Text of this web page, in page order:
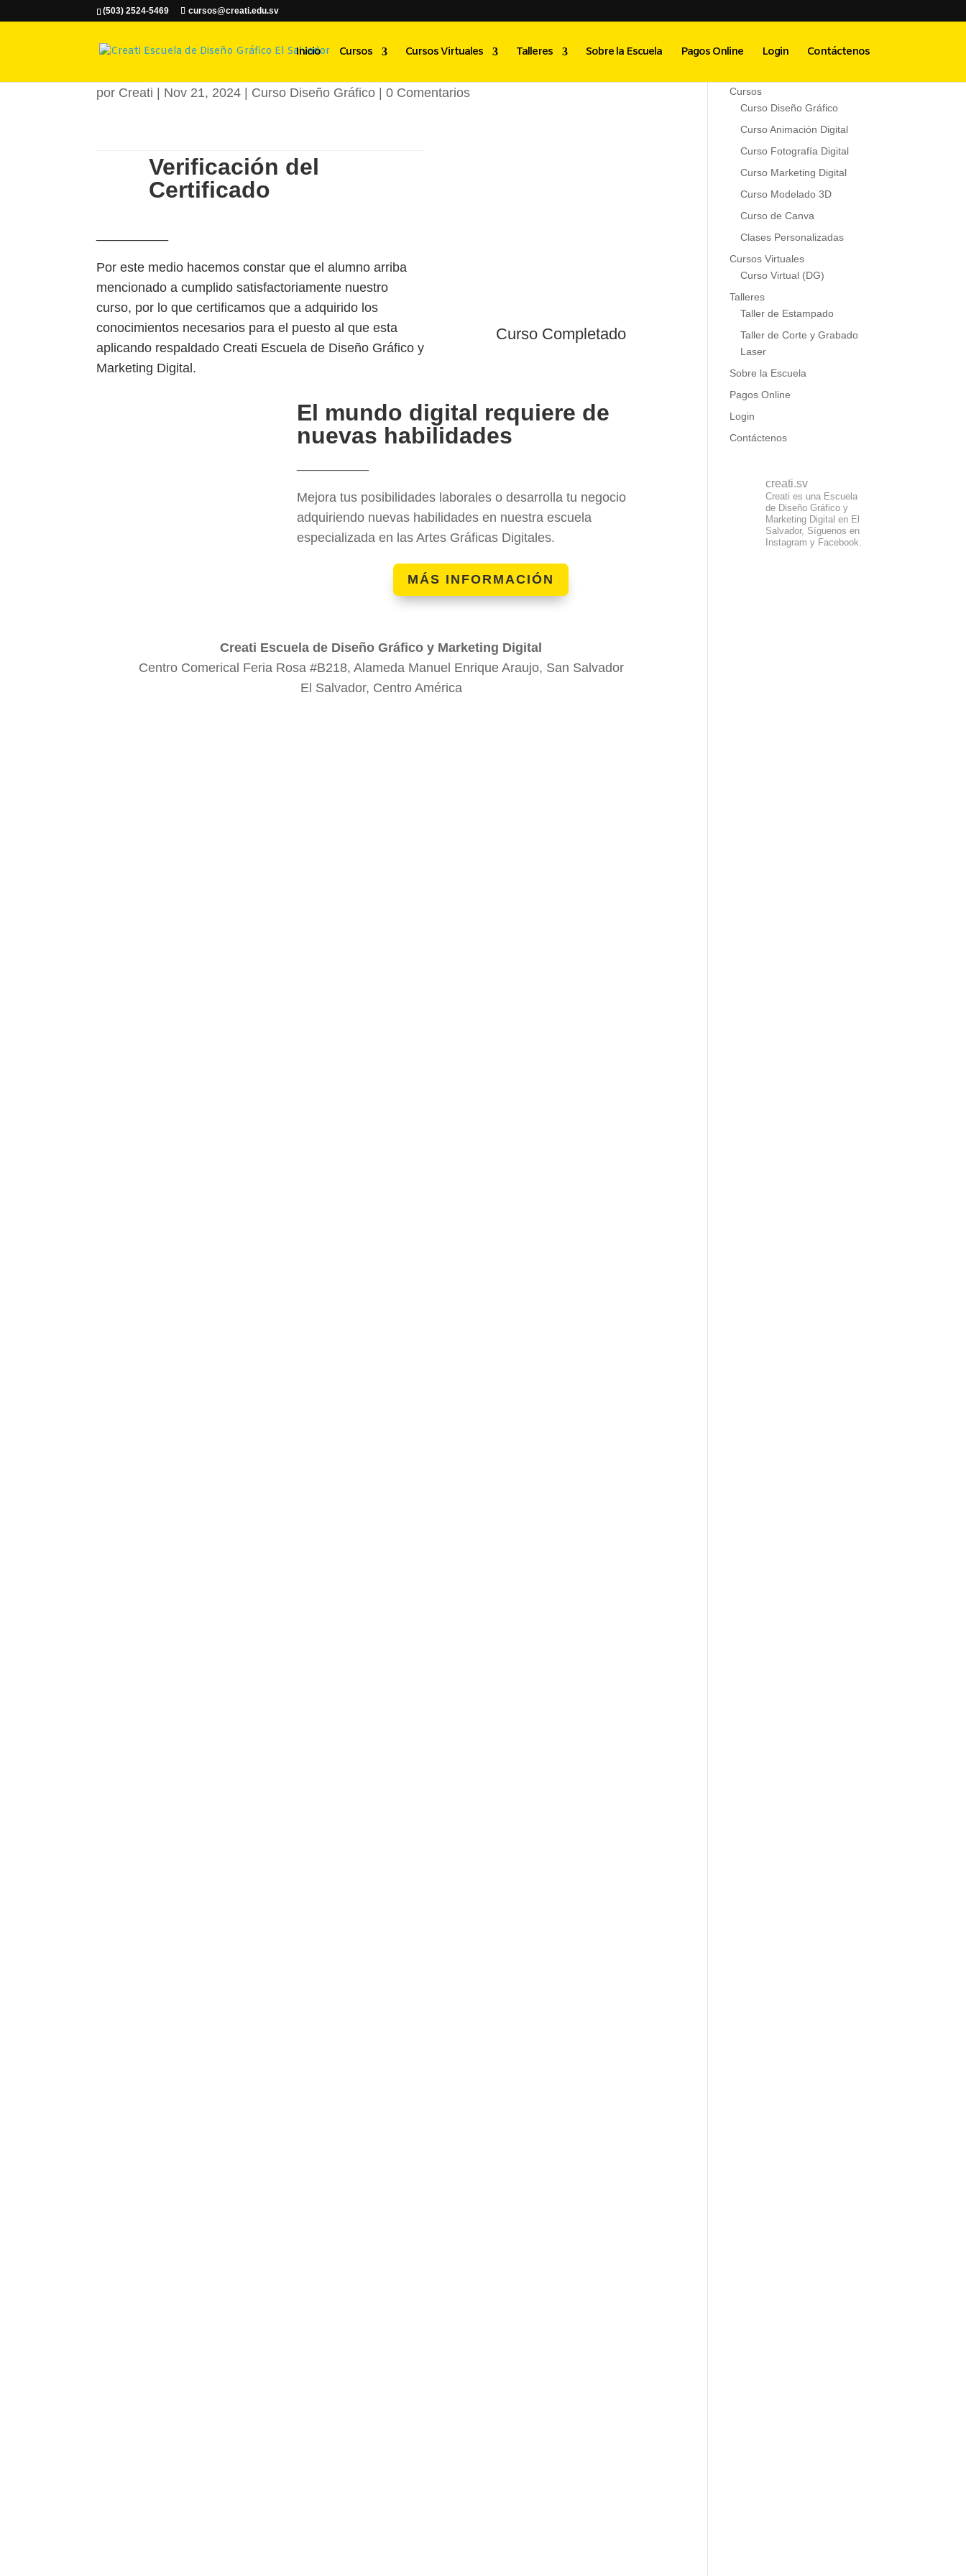
(503) 2524-5469 cursos@creati.edu.sv
Inicio Cursos Cursos Virtuales Talleres Sobre la Escuela Pagos Online Login Contáctenos
Cristian Alfredo Alas Castellanos
por Creati Nov 21, 2024 Curso Diseño Gráfico |0 Comentarios
Verificación del
Certificado
Por este medio hacemos constar que el alumno arriba
mencionado a cumplido satisfactoriamente nuestro
curso, por lo que certificamos que a adquirido los
conocimientos necesarios para el puesto al que esta
aplicando respaldado Creati Escuela de Diseño Gráfico y
Marketing Digital.
Curso Completado
El mundo digital requiere de
nuevas habilidades
Mejora tus posibilidades laborales o desarrolla tu negocio
adquiriendo nuevas habilidades en nuestra escuela
especializada en las Artes Gráficas Digitales.
MÁS INFORMACIÓN
Creati Escuela de Diseño Gráfico y Marketing Digital
Centro Comerical Feria Rosa #B218, Alameda Manuel Enrique Araujo, San Salvador
El Salvador, Centro América
Menú Principal
Cursos
Curso Diseño Gráfico
Curso Animación Digital
Curso Fotografía Digital
Curso Marketing Digital
Curso Modelado 3D
Curso de Canva
Clases Personalizadas
Cursos Virtuales
Curso Virtual (DG)
Talleres
Taller de Estampado
Taller de Corte y Grabado
Laser
Sobre la Escuela
Pagos Online
Login
Contáctenos
creati.sv
Creati es una Escuela
de Diseño Gráfico y
Marketing Digital en El
Salvador, Síguenos en
Instagram y Facebook.